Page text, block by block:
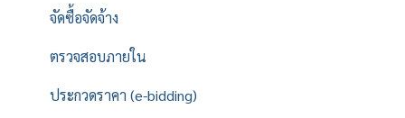
จัดซื้อจัดจ้าง
ตรวจสอบภายใน
ประกวดราคา (e-bidding)